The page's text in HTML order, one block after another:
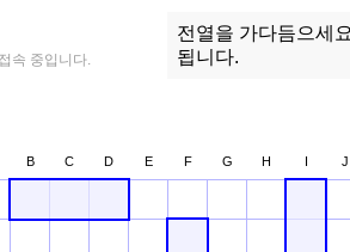
속 중입니다.
전열을 가다듬으세
됩니다.
B C D E F G H I J